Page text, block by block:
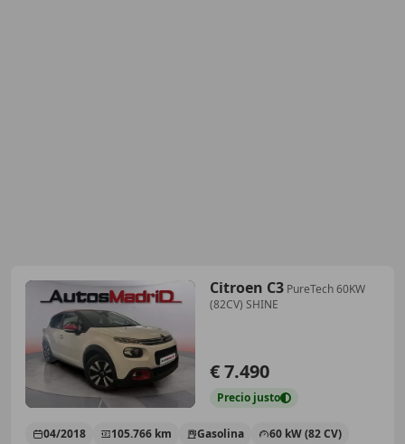
Citroen C3 PureTech 60KW
(82CV) SHINE
€ 7.490
Precio justo
04/2018 105.766 km Gasolina 60 kW (82 CV)